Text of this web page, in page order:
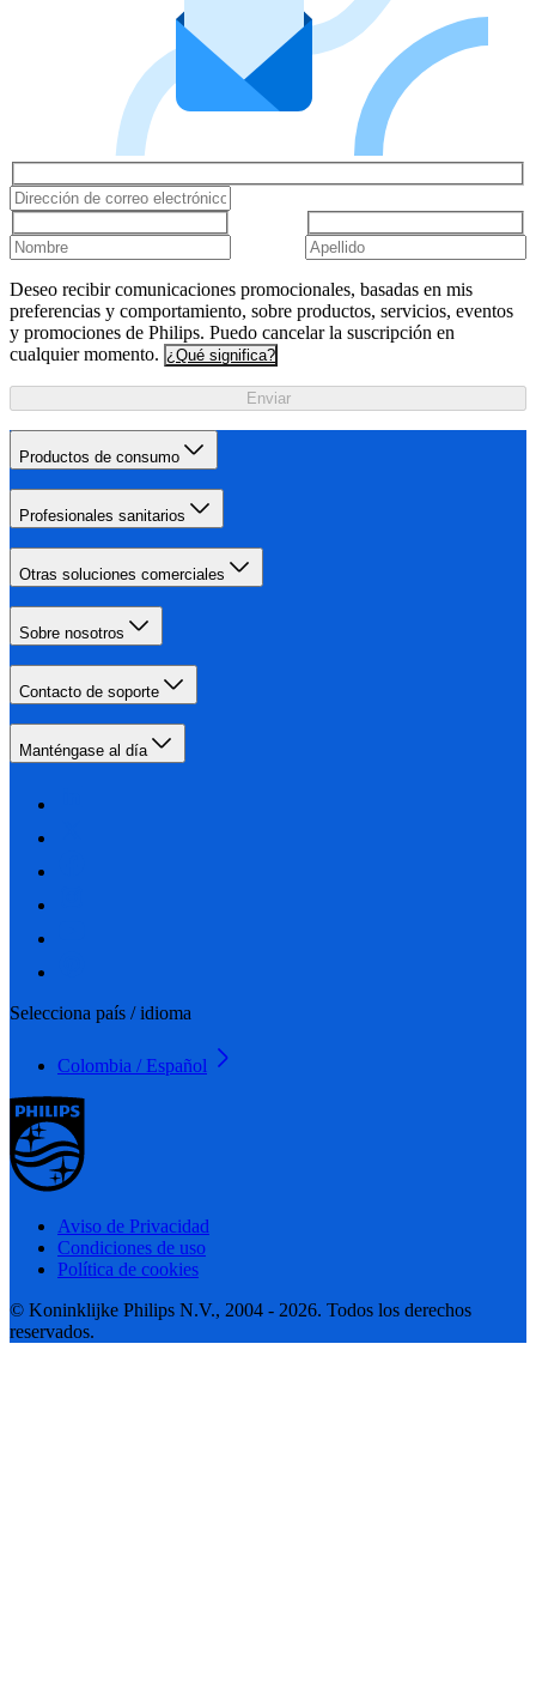
Deseo recibir comunicaciones promocionales, basadas en mis
preferencias y comportamiento, sobre productos, servicios, eventos
y promociones de Philips. Puedo cancelar la suscripción en
cualquier momento. ¿Qué significa?
Enviar
Productos de consumo
Profesionales sanitarios
Otras soluciones comerciales
Sobre nosotros
Contacto de soporte
Manténgase al día
Selecciona país / idioma
Colombia / Español
Aviso de Privacidad
Condiciones de uso
Política de cookies
© Koninklijke Philips N.V., 2004 - 2026. Todos los derechos
reservados.